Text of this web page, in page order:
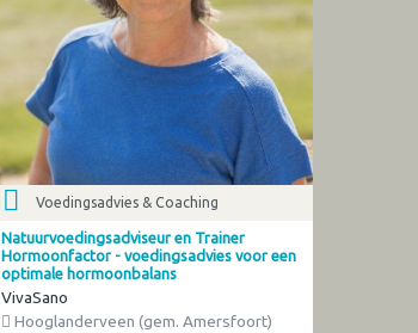
Voedingsadvies & Coaching
Natuurvoedingsadviseur en Trainer
Hormoonfactor - voedingsadvies voor een
optimale hormoonbalans
VivaSano
Hooglanderveen (gem. Amersfoort)